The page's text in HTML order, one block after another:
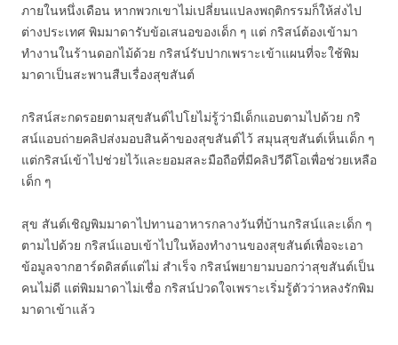
ภายในหนึ่งเดือน หากพวกเขาไม่เปลี่ยนแปลงพฤติกรรมก็ให้ส่งไป
ต่างประเทศ พิมมาดารับข้อเสนอของเด็ก ๆ แต่ กริสน์ต้องเข้ามา
ทำงานในร้านดอกไม้ด้วย กริสน์รับปากเพราะเข้าแผนที่จะใช้พิม
มาดาเป็นสะพานสืบเรื่องสุขสันต์
กริสน์สะกดรอยตามสุขสันต์ไปโยไม่รู้ว่ามีเด็กแอบตามไปด้วย กริ
สน์แอบถ่ายคลิปส่งมอบสินค้าของสุขสันต์ไว้ สมุนสุขสันต์เห็นเด็ก ๆ
แต่กริสน์เข้าไปช่วยไว้และยอมสละมือถือที่มีคลิปวีดีโอเพื่อช่วยเหลือ
เด็ก ๆ
สุข สันต์เชิญพิมมาดาไปทานอาหารกลางวันที่บ้านกริสน์และเด็ก ๆ
ตามไปด้วย กริสน์แอบเข้าไปในห้องทำงานของสุขสันต์เพื่อจะเอา
ข้อมูลจากฮาร์ดดิสต์แต่ไม่ สำเร็จ กริสน์พยายามบอกว่าสุขสันต์เป็น
คนไม่ดี แต่พิมมาดาไม่เชื่อ กริสน์ปวดใจเพราะเริ่มรู้ตัวว่าหลงรักพิม
มาดาเข้าแล้ว